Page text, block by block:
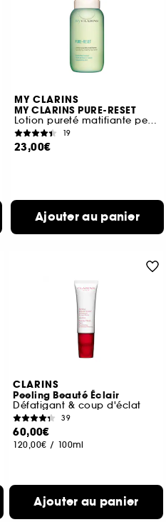
MY CLARINS
MY CLARINS PURE-RESET
Lotion pureté matifiante peaux mixtes à grasses
19
23,00€
Ajouter au panier
CLARINS
Peeling Beauté Éclair
Défatigant & coup d'éclat
39
60,00€
120,00€ / 100ml
Ajouter au panier